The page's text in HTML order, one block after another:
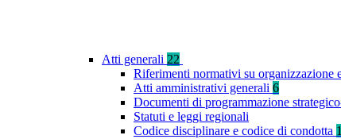
Atti generali 22
Riferimenti normativi su organizzazione
Atti amministrativi generali 6
Documenti di programmazione
Statuti e leggi regionali
Codice disciplinare e codice di condotta 1